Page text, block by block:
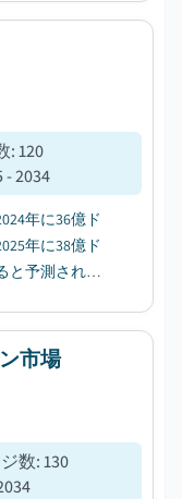
:120
- 2034
年に36億ド
年に38億ド
と予測されて
です。...
市場
数:130